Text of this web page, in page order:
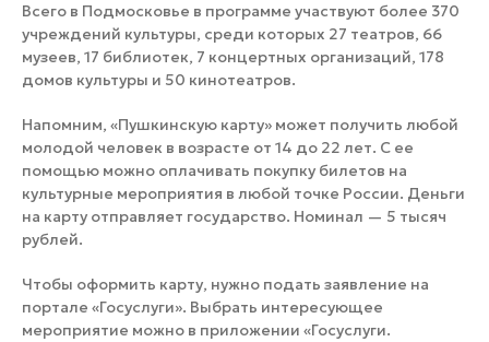
Всего в Подмосковье в программе участвуют более 370
учреждений культуры, среди которых 27 театров, 66
музеев, 17 библиотек, 7 концертных организаций, 178
домов культуры и 50 кинотеатров.
Напомним, «Пушкинскую карту» может получить любой
молодой человек в возрасте от 14 до 22 лет. С ее
помощью можно оплачивать покупку билетов на
культурные мероприятия в любой точке России. Деньги
на карту отправляет государство. Номинал — 5 тысяч
рублей.
Чтобы оформить карту, нужно подать заявление на
портале «Госуслуги». Выбрать интересующее
мероприятие можно в приложении «Госуслуги.